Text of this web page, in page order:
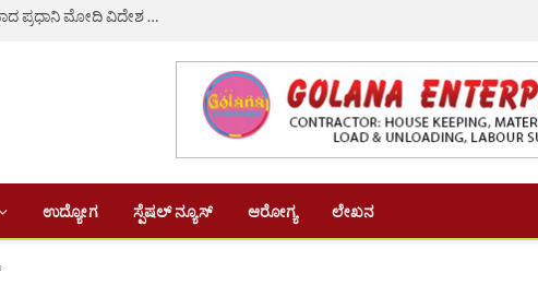
36 ಕೋಟಿ ರೂಪಾಯಿಯಿಂದ 180 ಕೋಟಿ ರೂ.ಗೆ ಹೆಚ್ಚಳವಾದ ಪ್ರಧಾನಿ ಮೋದಿ ವಿದೇಶ ಪ್ರವಾಸ ಖರ್ಚು ವೆಚ್ಚ!
ಉದ್ಯೋಗ ಸ್ಪೆಷಲ್ ನ್ಯೂಸ್ ಆರೋಗ್ಯ ಲೇಖನ